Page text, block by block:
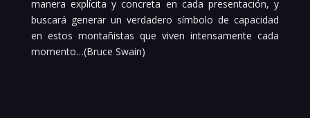
manera explícita y concreta en cada presentación, y
buscará generar un verdadero símbolo de capacidad
en estos montañistas que viven intensamente cada
momento…(Bruce Swain)